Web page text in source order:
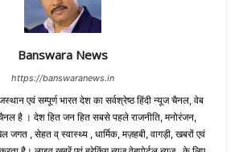
Banswara News
https://banswaranews.in
एवं सम्पूर्ण भारत देश का सर्वश्रेष्ठ हिंदी न्‍यूज चैनल, वेब
चैनल है । देश हित जन हित सबसे पहले राजनीति, मनोरंजन,
जगत , सेहत व् स्वास्थ्य , धार्मिक, मज़हबी, वागड़ी, खबरों एवं